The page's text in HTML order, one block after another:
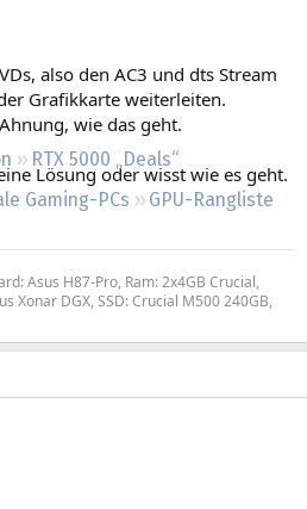
RTX 5000 „Deals“
Gaming-PCs
GPU-Rangliste
also den AC3 und dts Stream
Grafikkarte weiterleiten.
wie das geht.
Lösung oder wisst wie es geht.
Asus H87-Pro, Ram: 2x4GB Crucial,
Xonar DGX, SSD: Crucial M500 240GB,